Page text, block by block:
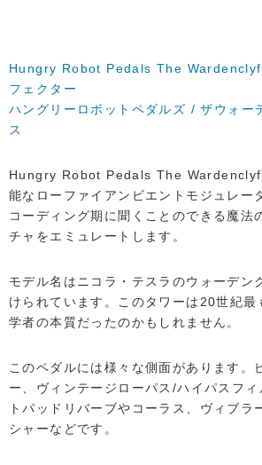
Hungry Robot Pedals The
フェクター
ハングリーロボットペダルズ / ザウォー
ス
Hungry Robot Pedals The
能なローファイアンビエントモジュレー
コーディング期に聞くことのできる魔法
チャをエミュレートします。
モデル名はニコラ・テスラのウォーデン
けられています。このタワーは20世紀最
学者の本質だったのかもしれません。
このペダルには様々な側面があります。
ー、ヴィンテージローパス/ハイパスフ
トパッドリバーブやコーラス、ヴィブラ
シャーなどです。